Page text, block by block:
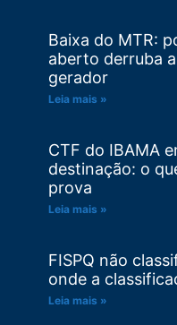
Baixa do MTR:
aberto derruba
gerador
Leia mais »
CTF do IBAMA
destinação: o
prova
Leia mais »
FISPQ não
onde a
Leia mais »